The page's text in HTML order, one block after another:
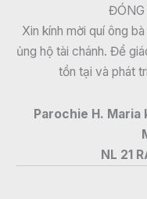
ĐÓNG
Xin kính mời quí ông
ủng hộ tài chánh. Để
tồn tại và phát
Parochie H.
NL 21